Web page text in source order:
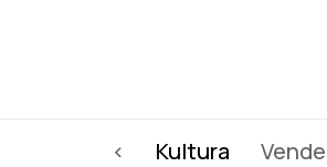
< Kultura Vende